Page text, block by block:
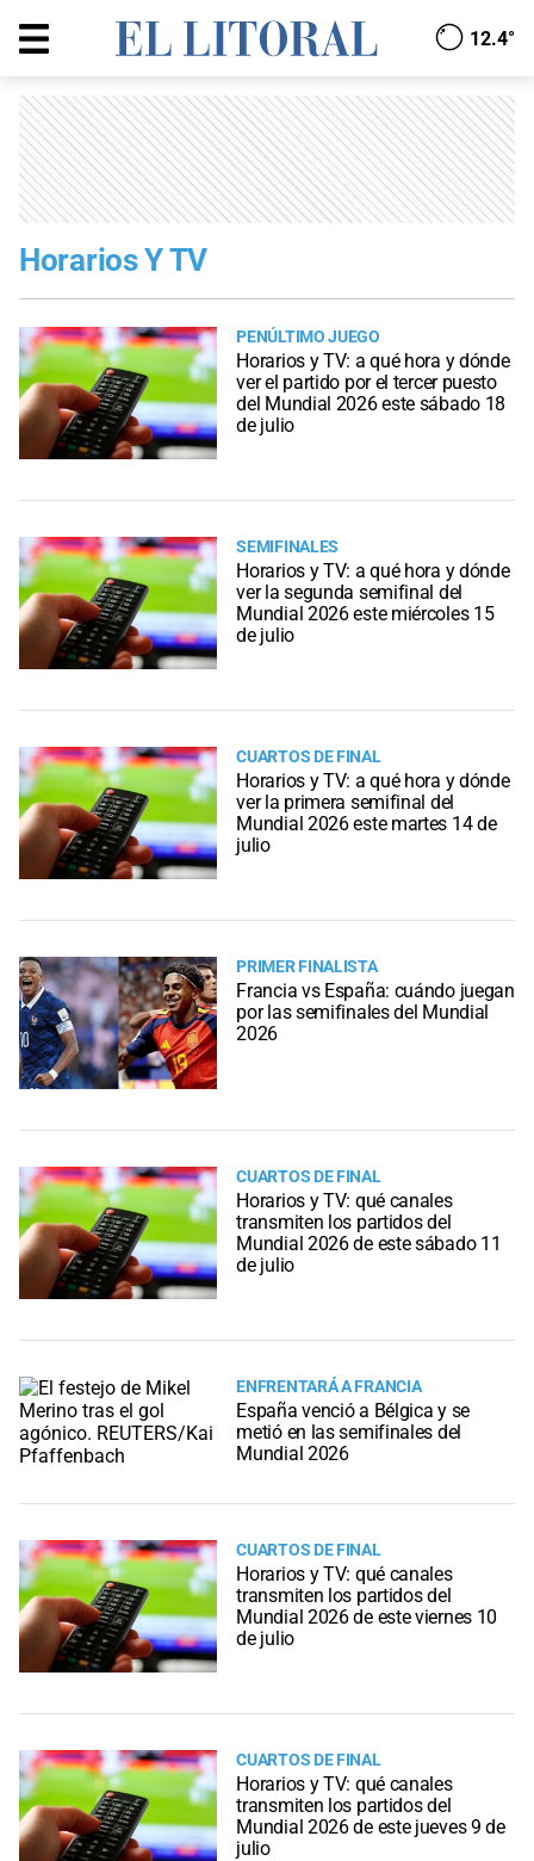
12.4°
Horarios Y TV
PENÚLTIMO JUEGO
Horarios y TV: a qué hora y dónde
ver el partido por el tercer puesto
del Mundial 2026 este sábado 18
de julio
SEMIFINALES
Horarios y TV: a qué hora y dónde
ver la segunda semifinal del
Mundial 2026 este miércoles 15
de julio
CUARTOS DE FINAL
Horarios y TV: a qué hora y dónde
ver la primera semifinal del
Mundial 2026 este martes 14 de
julio
PRIMER FINALISTA
Francia vs España: cuándo juegan
por las semifinales del Mundial
2026
CUARTOS DE FINAL
Horarios y TV: qué canales
transmiten los partidos del
Mundial 2026 de este sábado 11
de julio
ENFRENTARÁ A FRANCIA
España venció a Bélgica y se
metió en las semifinales del
Mundial 2026
CUARTOS DE FINAL
Horarios y TV: qué canales
transmiten los partidos del
Mundial 2026 de este viernes 10
de julio
CUARTOS DE FINAL
Horarios y TV: qué canales
transmiten los partidos del
Mundial 2026 de este jueves 9 de
julio